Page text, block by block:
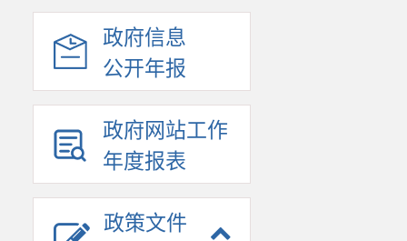
政府信息
公开年报
政府网站工作
年度报表
政策文件